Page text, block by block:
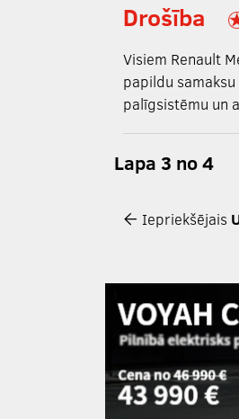
Drošība
Visiem Renault
papildu
palīgsistēmu un
Lapa 3 no 4
Iepriekšējais